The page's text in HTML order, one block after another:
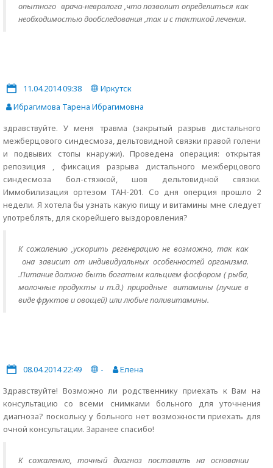
опытного врача-невролога ,что позволит определиться как
необходимостью дообследования ,так и с тактикой лечения.
11.04.2014 09:38
Иркутск
Ибрагимова Тарена Ибрагимовна
здравствуйте. У меня травма (закрытый разрыв дистального
межберцового синдесмоза, дельтовидной связки правой голени
и подвывих стопы кнаружи). Проведена операция: открытая
репозиция , фиксация разрыва дистального межберцового
синдесмоза бол-стяжкой, шов дельтовидной связки.
Иммобилизация ортезом ТАН-201. Со дня оперция прошло 2
недели. Я хотела бы узнать какую пищу и витамины мне следует
употреблять, для скорейшего выздоровления?
К сожалению ,ускорить регенерацию не возможно, так как
она зависит от индивидуальных особенностей организма.
.Питание должно быть богатым кальцием фосфором ( рыба,
молочные продукты и т.д.) природные витамины (лучше в
виде фруктов и овощей) или любые поливитамины.
08.04.2014 22:49 -
Елена
Здравствуйте! Возможно ли родственнику приехать к Вам на
консультацию со всеми снимками больного для уточнения
диагноза? поскольку у больного нет возможности приехать для
очной консультации. Заранее спасибо!
К сожалению, точный диагноз поставить на основании